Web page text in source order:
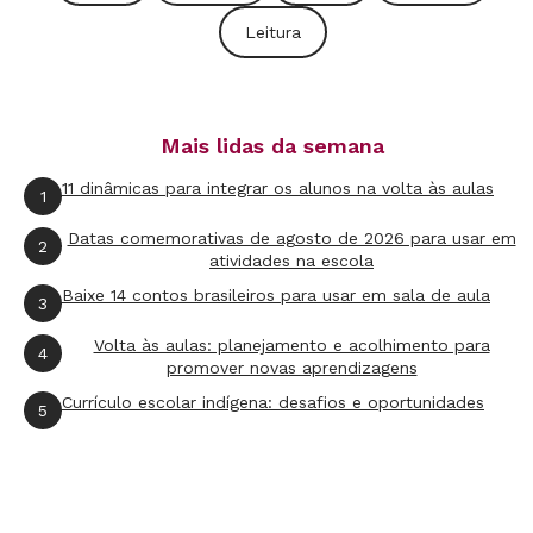
sancionado
em março, pode mudar essa
situação ao ampliar a regulamentação das
Protestos Pelo imPeachment
O que as manifestações dizem sobre educação?
Leitura
Mais lidas da semana
1 11 dinâmicas para integrar os alunos na volta às aulas
2
Datas comemorativas de agosto de 2026 para usar em
atividades na escola
3 Baixe 14 contos brasileiros para usar em sala de aula
4
Volta às aulas: planejamento e acolhimento para
promover novas aprendizagens
5 Currículo escolar indígena: desafios e oportunidades